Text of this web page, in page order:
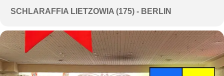
SCHLARAFFIA LIETZOWIA (175) - BERLIN